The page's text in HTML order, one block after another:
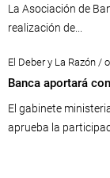
La Asociación de
realización de...
El Deber y La Razón /
Banca aportará
El gabinete
aprueba la